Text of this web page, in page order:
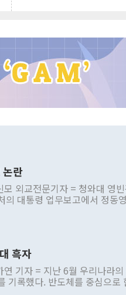
논란
외교전문기자 = 청와대 영
의 대통령 업무보고에서 정동
조율을 거치지 않은 사안을 정
비현실적 구상'이라는 비판
발언이 물의를 빚은 적은 여러
적으로 부정적 입장을 표명한
근법과 월권을 제어해야 한다
흑자
기자 = 지난 6월 우리나라
기록했다. 반도체를 중심으